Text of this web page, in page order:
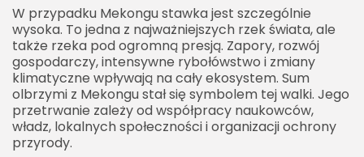
W przypadku Mekongu stawka jest szczególnie
wysoka. To jedna z najważniejszych rzek świata, ale
także rzeka pod ogromną presją. Zapory, rozwój
gospodarczy, intensywne rybołówstwo i zmiany
klimatyczne wpływają na cały ekosystem. Sum
olbrzymi z Mekongu stał się symbolem tej walki. Jego
przetrwanie zależy od współpracy naukowców,
władz, lokalnych społeczności i organizacji ochrony
przyrody.